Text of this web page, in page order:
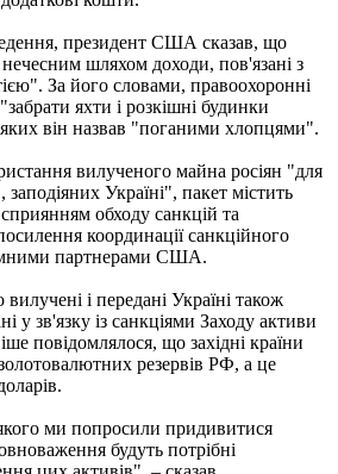
президент США сказав, що
шляхом доходи, пов'язані з
За його словами, правоохоронні
яхти і розкішні будинки
яких він назвав "поганими хлопцями".
вилученого майна росіян "для
заподіяних Україні", пакет містить
обходу санкцій та
координації санкційного
партнерами США.
і передані Україні також
у зв'язку із санкціями Заходу активи
повідомлялося, що західні країни
резервів РФ, а це
ми попросили придивитися
будуть потрібні